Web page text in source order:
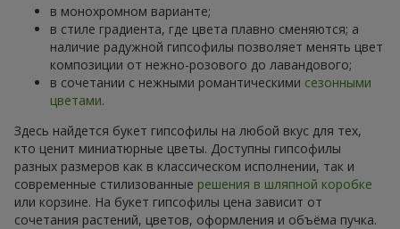
в монохромном варианте;
в стиле градиента, где цвета плавно сменяются; а
наличие радужной гипсофилы позволяет менять цвет
композиции от нежно-розового до лавандового;
в сочетании с нежными романтическими сезонными
цветами.
Здесь найдется букет гипсофилы на любой вкус для тех,
кто ценит миниатюрные цветы. Доступны гипсофилы
разных размеров как в классическом исполнении, так и
современные стилизованные решения в шляпной коробке
или корзине. На букет гипсофилы цена зависит от
сочетания растений, цветов, оформления и объёма пучка.